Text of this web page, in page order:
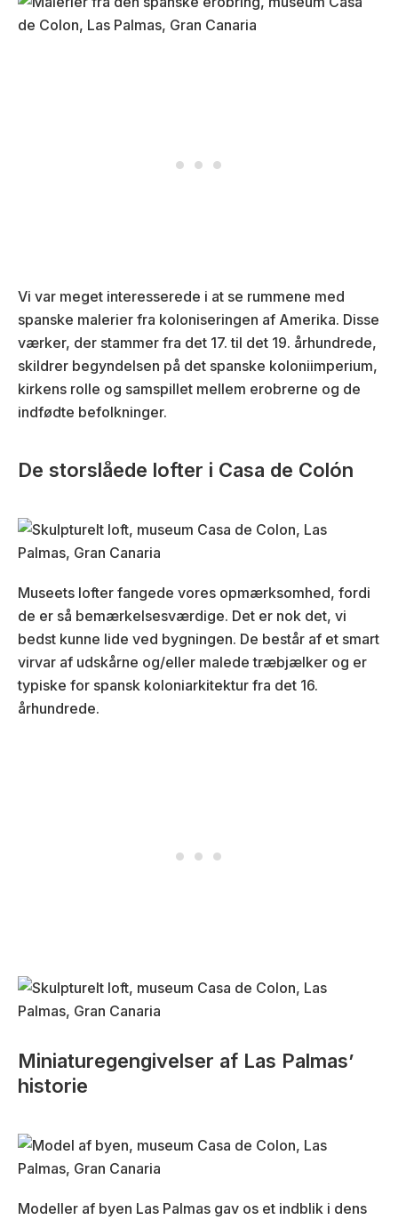
Vi var meget interesserede i at se rummene med
spanske malerier fra koloniseringen af Amerika. Disse
værker, der stammer fra det 17. til det 19. århundrede,
skildrer begyndelsen på det spanske koloniimperium,
kirkens rolle og samspillet mellem erobrerne og de
indfødte befolkninger.
De storslåede lofter i Casa de Colón
Museets lofter fangede vores opmærksomhed, fordi
de er så bemærkelsesværdige. Det er nok det, vi
bedst kunne lide ved bygningen. De består af et smart
virvar af udskårne og/eller malede træbjælker og er
typiske for spansk koloniarkitektur fra det 16.
århundrede.
Miniaturegengivelser af Las Palmas’
historie
Modeller af byen Las Palmas gav os et indblik i dens